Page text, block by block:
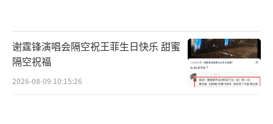
谢霆锋演唱会隔空祝王菲生日快乐 甜蜜
隔空祝福
2026-08-09 10:15:26